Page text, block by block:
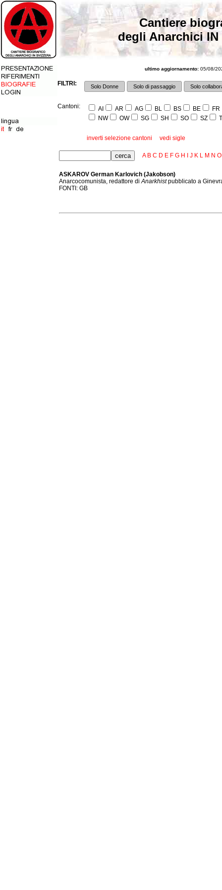
Cantiere
degli Anarchici IN
ultimo aggiornamento: 05/08/
FILTRI: Solo Donne Solo di passaggio Solo
Cantoni: AI AR AG BL BS BE
FR
NW
OW SG SH SO SZ
inverti selezione cantoni vedi sigle
A B C D E F G H J K L M N O
ASKAROV German Karlovich (Jakobson)
Anarcocomunista, redattore diAnarkhistpubblicato a
FONTI: GB